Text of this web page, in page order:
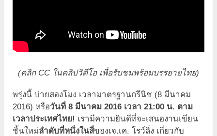
(คลิก CC ในคลิปวิดีโอ เพื่อรับชมพร้อมบรรยายไทย)
พรุ่งนี้ บ่ายสองโมง เวลามาตรฐานกรีนิช (8 มีนาคม
2016) หรือวันที่ 8 มีนาคม 2016 เวลา 21:00 น. ตาม
เวลาประเทศไทย! เรามีความยินดีที่จะเสนองานเขียน
ชิ้นใหม่ลำดับที่หนึ่งในสี่ของเจ.เค. โรว์ลิ่ง เกี่ยวกับ